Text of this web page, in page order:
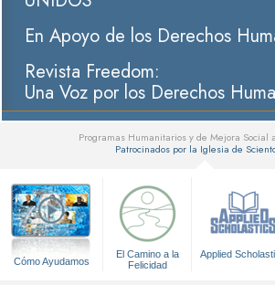
En Apoyo de los Derechos
Revista Freedom:
Una Voz por los Derechos
Programas Humanitarios y de Mejora Social
Patrocinados por la Iglesia de
Cómo Ayudamos
El Camino a la
Felicidad
Applied